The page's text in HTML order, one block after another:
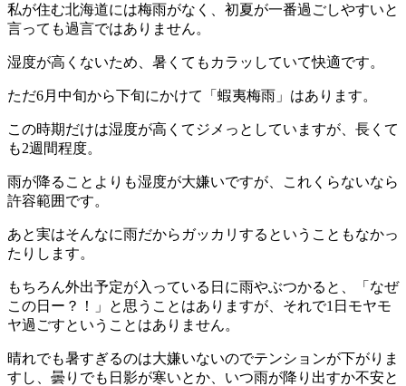
私が住む北海道には梅雨がなく、初夏が一番過ごしやすいと
言っても過言ではありません。
湿度が高くないため、暑くてもカラッしていて快適です。
ただ6月中旬から下旬にかけて「蝦夷梅雨」はあります。
この時期だけは湿度が高くてジメっとしていますが、長くて
も2週間程度。
雨が降ることよりも湿度が大嫌いですが、これくらないなら
許容範囲です。
あと実はそんなに雨だからガッカリするということもなかっ
たりします。
もちろん外出予定が入っている日に雨やぶつかると、「なぜ
この日ー？！」と思うことはありますが、それで1日モヤモ
ヤ過ごすということはありません。
晴れでも暑すぎるのは大嫌いないのでテンションが下がりま
すし、曇りでも日影が寒いとか、いつ雨が降り出すか不安と